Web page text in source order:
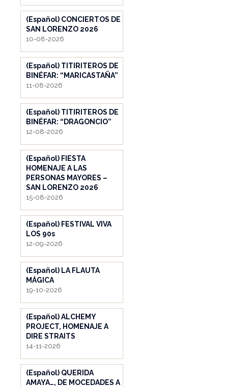
(Español) CONCIERTOS DE
SAN LORENZO 2026
10-08-2026
(Español) TITIRITEROS DE
BINÉFAR: “MARICASTAÑA”
11-08-2026
(Español) TITIRITEROS DE
BINÉFAR: “DRAGONCIO”
12-08-2026
(Español) FIESTA
HOMENAJE A LAS
PERSONAS MAYORES –
SAN LORENZO 2026
15-08-2026
(Español) FESTIVAL VIVA
LOS 90s
12-09-2026
(Español) LA FLAUTA
MÁGICA
19-10-2026
(Español) ALCHEMY
PROJECT, HOMENAJE A
DIRE STRAITS
14-11-2026
(Español) QUERIDA
AMAYA…, DE MOCEDADES A